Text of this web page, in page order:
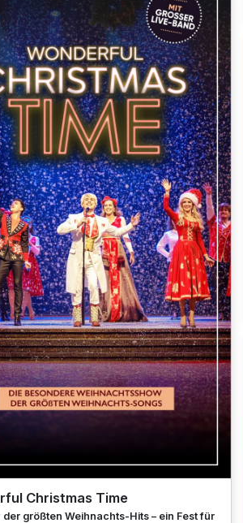
Christmas Time
der größten Weihnachts-Hits – ein Fest für